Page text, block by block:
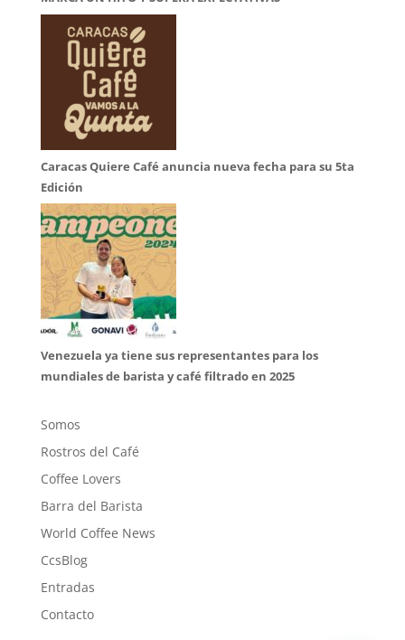
Caracas Quiere Café anuncia nueva fecha para su 5ta
Edición
Venezuela ya tiene sus representantes para los
mundiales de barista y café filtrado en 2025
Somos
Rostros del Café
Coffee Lovers
Barra del Barista
World Coffee News
CcsBlog
Entradas
Contacto